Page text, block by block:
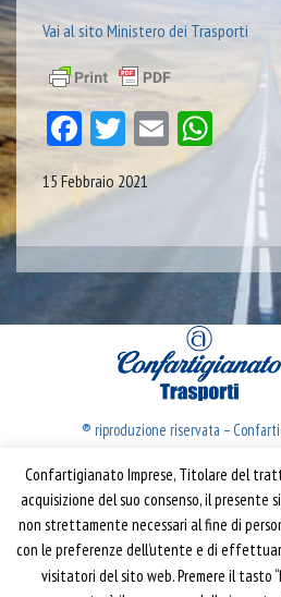
Vai al sito Ministero dei Trasporti
Facebook
Twitter
Email
15 Febbraio 2021
® riproduzione riservata –
Confartigianato
Via S. Giovanni in Laterano,
T: 06 70374.275
Confartigianato Imprese, Titolare del
acquisizione del suo consenso, il
non strettamente necessari al fine di
con le preferenze dell’utente e di
visitatori del sito web. Premere il tasto